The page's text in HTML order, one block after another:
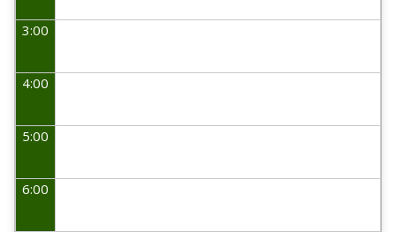
3:00
4:00
5:00
6:00